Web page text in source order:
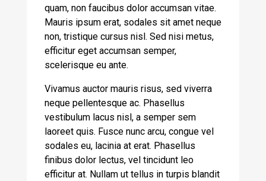
quam, non faucibus dolor accumsan vitae.
Mauris ipsum erat, sodales sit amet neque
non, tristique cursus nisl. Sed nisi metus,
efficitur eget accumsan semper,
scelerisque eu ante.
Vivamus auctor mauris risus, sed viverra
neque pellentesque ac. Phasellus
vestibulum lacus nisl, a semper sem
laoreet quis. Fusce nunc arcu, congue vel
sodales eu, lacinia at erat. Phasellus
finibus dolor lectus, vel tincidunt leo
efficitur at. Nullam ut tellus in turpis blandit